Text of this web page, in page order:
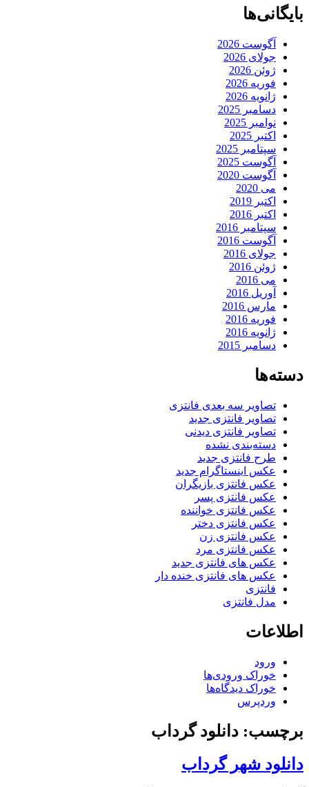
بایگانی‌ها
آگوست 2026
جولای 2026
ژوئن 2026
فوریه 2026
ژانویه 2026
دسامبر 2025
نوامبر 2025
اکتبر 2025
سپتامبر 2025
آگوست 2025
آگوست 2020
می 2020
اکتبر 2019
اکتبر 2016
سپتامبر 2016
آگوست 2016
جولای 2016
ژوئن 2016
می 2016
آوریل 2016
مارس 2016
فوریه 2016
ژانویه 2016
دسامبر 2015
دسته‌ها
تصاویر سه بعدی فانتزی
تصاویر فانتزی جدید
تصاویر فانتزی دیدنی
دسته‌بندی نشده
طرح فانتزی جدید
عکس اینستاگرام جدید
عکس فانتزی بازیگران
عکس فانتزی پسر
عکس فانتزی خواننده
عکس فانتزی دختر
عکس فانتزی زن
عکس فانتزی مرد
عکس های فانتزی جدید
عکس های فانتزی خنده دار
فانتزی
مدل فانتزی
اطلاعات
ورود
خوراک ورودی‌ها
خوراک دیدگاه‌ها
وردپرس
برچسب: دانلود گرداب
دانلود شهر گرداب